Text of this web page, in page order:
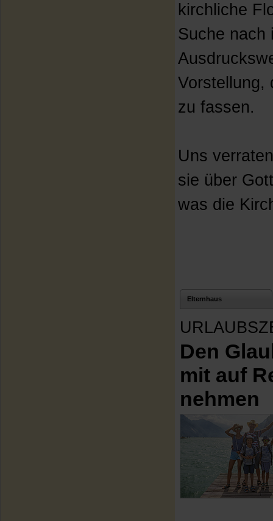
kirchliche
Suche nach
Vorstellung,
zu fassen.
Uns
sie über
was die
Elternhaus
Den
mit auf
nehmen